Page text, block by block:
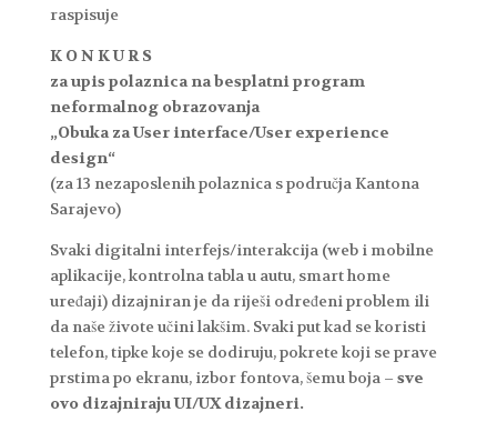
raspisuje
K O N K U R S
za upis polaznica na besplatni program
neformalnog obrazovanja
„Obuka za User interface/User experience
design“
(za 13 nezaposlenih polaznica s područja Kantona
Sarajevo)
Svaki digitalni interfejs/interakcija (web i mobilne
aplikacije, kontrolna tabla u autu, smart home
uređaji) dizajniran je da riješi određeni problem ili
da naše živote učini lakšim. Svaki put kad se koristi
telefon, tipke koje se dodiruju, pokrete koji se prave
prstima po ekranu, izbor fontova, šemu boja – sve
ovo dizajniraju UI/UX dizajneri.